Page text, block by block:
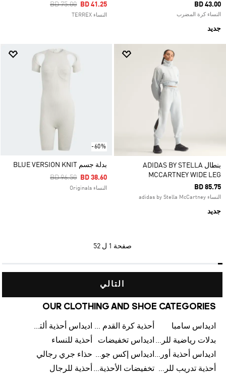
BD 43.00
النساء كرة المضرب
جديد
Price Reduced From
BD 75.00ToBD 41.25
النساء TERREX
بنطال ADIDAS BY STELLA
MCCARTNEY WIDE LEG
BD 85.75
النساء adidas by Stella McCartney
جديد
-60%
بدلة جسم BLUE VERSION KNIT
Price Reduced From
BD 96.50ToBD 38.60
النساء Originals
صفحة 1 ل 52
التالي
OUR CLOTHING AND SHOE CATEGORIES
اديداس سامبا أحذية كرة القدم للرجال
اديداس أحذية ألترا بوست للرجال
بدلات رياضية للرجال اديداس تخفيضات
أحذية للنساء
اديداس أحذية أورجينالز
اديداس إكس جود بيلينغهام حذاء جري رجالي
أحذية تدريب للرجال
تخفيضات الأحذية للرجال أحذية للرجال